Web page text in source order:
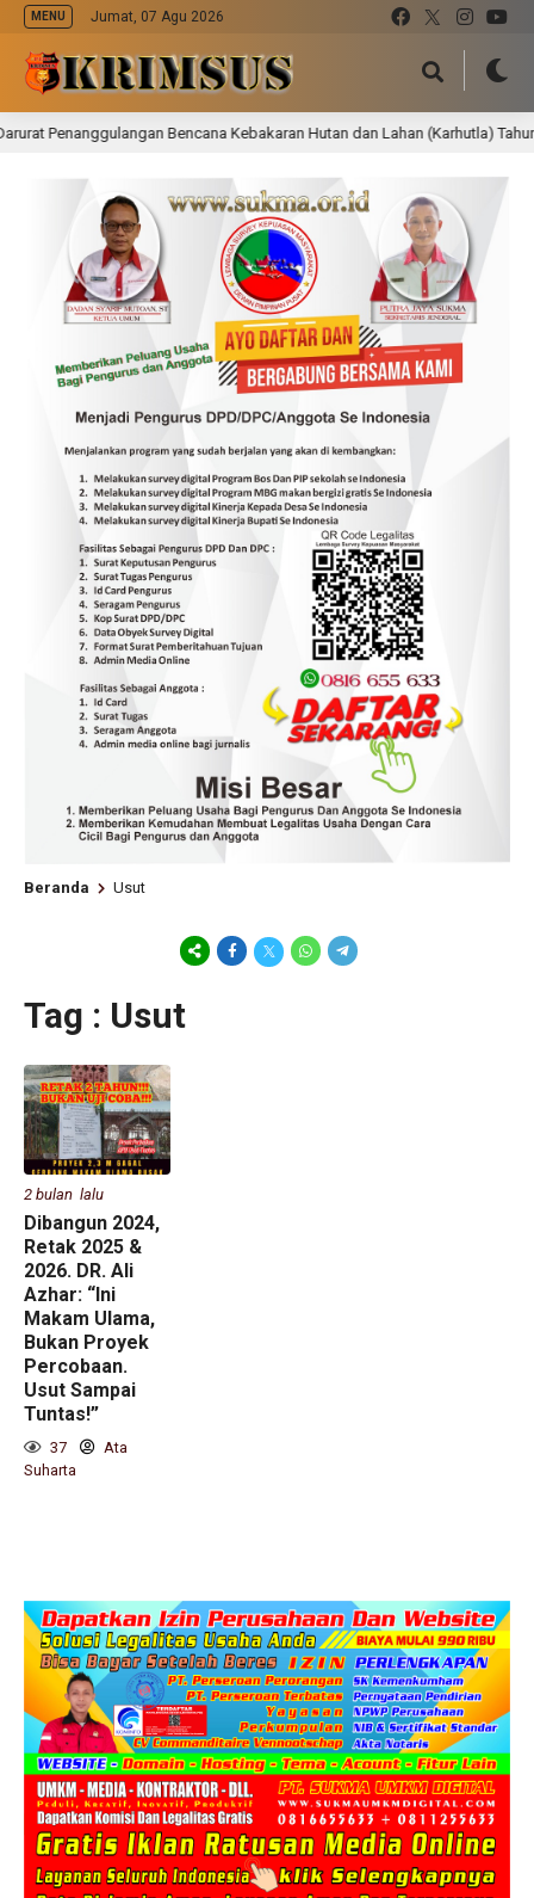
MENU Jumat, 07 Agu 2026
Penanggulangan Bencana Kebakaran Hutan dan Lahan (Karhutla) Tahun
Beranda Usut
Tag : Usut
2 bulan lalu
Dibangun 2024,
Retak 2025 &
2026. DR. Ali
Azhar: “Ini
Makam Ulama,
Bukan Proyek
Percobaan.
Usut Sampai
Tuntas!”
37
Ata
Suharta